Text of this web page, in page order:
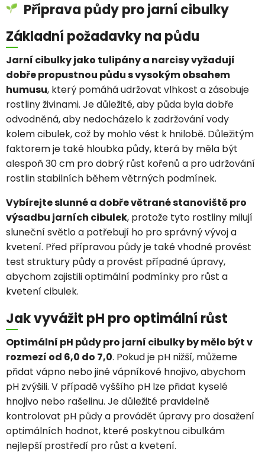
Příprava půdy pro jarní cibulky
Základní požadavky na půdu
Jarní cibulky jako tulipány a narcisy vyžadují
dobře propustnou půdu s vysokým obsahem
humusu, který pomáhá udržovat vlhkost a zásobuje
rostliny živinami. Je důležité, aby půda byla dobře
odvodněná, aby nedocházelo k zadržování vody
kolem cibulek, což by mohlo vést k hnilobě. Důležitým
faktorem je také hloubka půdy, která by měla být
alespoň 30 cm pro dobrý růst kořenů a pro udržování
rostlin stabilních během větrných podmínek.
Vybírejte slunné a dobře větrané stanoviště pro
výsadbu jarních cibulek, protože tyto rostliny milují
sluneční světlo a potřebují ho pro správný vývoj a
kvetení. Před přípravou půdy je také vhodné provést
test struktury půdy a provést případné úpravy,
abychom zajistili optimální podmínky pro růst a
kvetení cibulek.
Jak vyvážit pH pro optimální růst
Optimální pH půdy pro jarní cibulky by mělo být v
rozmezí od 6,0 do 7,0. Pokud je pH nižší, můžeme
přidat vápno nebo jiné vápníkové hnojivo, abychom
pH zvýšili. V případě vyššího pH lze přidat kyselé
hnojivo nebo rašelinu. Je důležité pravidelně
kontrolovat pH půdy a provádět úpravy pro dosažení
optimálních hodnot, které poskytnou cibulkám
nejlepší prostředí pro růst a kvetení.